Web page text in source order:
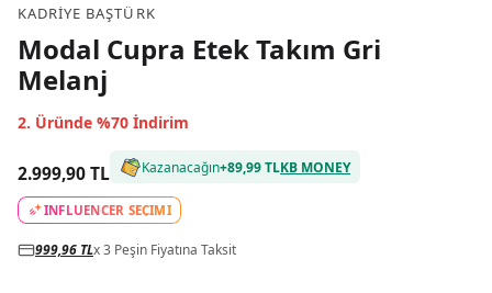
KADRIYE BAŞTÜRK
Modal Cupra Etek Takım Gri
Melanj
2. Üründe %70 İndirim
2.999,90 TL Kazanacağın+89,99 TLKB MONEY
INFLUENCER SEÇİMİ
999,96 TLx 3 Peşin Fiyatına Taksit